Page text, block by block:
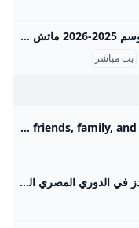
بث مباشر مباريات الأهلي موسم 2025-2026 ماتش الأهلي بث مباشر هو حدث رياضي أساسي لعشاق كرة القدم في مصر والوطن العربي، حيث يحظى الفريق الجماهيري الكبير بتغطية إعلامية واهتمام واسع، خصوصًا في موسم 2025-2026 من الدوري المصري الممتاز. تتسم مباريات الأهلي هذا الموسم بالتنافسية والجدية بعد بداية متذبذبة كما يظهر من وضعيته الحالية في جدول الترتيب، حيث يسعى الفريق لاستعادة مستواه المتميز. مواعيد مباريات الأهلي تفصيليًا وفقًا لجدول مباريات الأهلي المعتمد من رابطة الأندية المصرية المحترفة، كان آخر لقاء جماهيري للأهلي في الدوري يوم 14 سبتمبر 2025 ضد إنبي على ملعب المقاولون العرب، في مباراة أقيمت ضمن الجولة السادسة.
بث مباشر
- YouTube Enjoy the videos and music you love, upload original content, and share it all with friends, family, and the world on YouTube.
بث مباشر استوديو مباراة الأهلي ضد بيراميدز في الدوري المصري المصري اليوم بث مباشر مباراة الأهلي وبيراميدز اليوم السبت، وكذلك مشاهدة مباراة الأهلي ضد بيراميدز بث مباشر، يبحث عنها الكثير من الجماهير، من أجل مشاهدة مباراة الأهلي اليوم أمام بيراميدز ضمن منافسات بطولة الدوري… كيفية مشاهدة مباراة الأهلي وبيراميدز اليوم بث مباشر السبت 30-08-2025 18:57 | كتب: أحمد عبدالله | مباراة الأهلي و بيراميدز في الدوري الممتاز - صورة أرشيفية تصوير : محمد شكري الجرنوسي بث مباشر مباراة الأهلي وبيراميدز اليوم السبت، وكذلك مشاهدة مباراة الأهلي ضد بيراميدز بث مباشر، يبحث عنها الكثير من الجماهير، من أجل مشاهدة مباراة الأهلي اليوم أمام بيراميدز ضمن منافسات بطولة الدوري المصري.